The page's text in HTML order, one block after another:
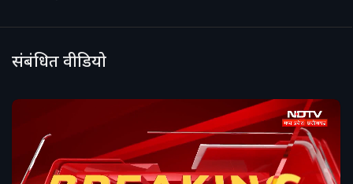
संबंधित वीडियो